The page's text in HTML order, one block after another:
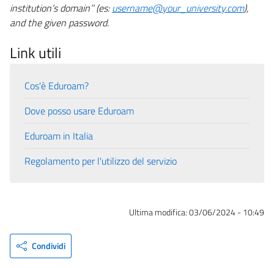
institution’s domain’’ (es:username@your_university.com),
and the given password.
Link utili
Cos'è Eduroam?
Dove posso usare Eduroam
Eduroam in Italia
Regolamento per l'utilizzo del servizio
Ultima modifica:03/06/2024 - 10:49
Condividi